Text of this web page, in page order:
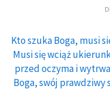
Kto szuka Boga, musi
Musi się wciąż
przed oczyma i
Boga, swój prawdziwy